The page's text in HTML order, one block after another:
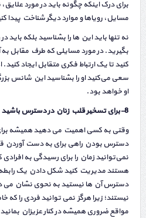
برای درک اینکه چگونه باید در مورد
مسایل، رویاها و موارد دیگر شناخت پیدا
نه تنها باید این ها را بشناسید بلکه
بگیرید. در مورد مسایلی که طرف مقابل
کنید تا یک ارتباط فکری متقابل ایجاد
سعی می‌کنید او را بشناسید این شانس
او خواهد بود.
8-برای تسخیر قلب زنان در دسترس باشید
وقتی به کسی اهمیت می دهید همیشه برای
دسترس بودن راهی برای به دست آوردن
نمی‌توانید زمان را برای رسیدگی به
هستند مدیریت کنید شکل دادن یک
دسترس آن ها نیستید به نحوی نشان می
نیستند؛ زیرا هرگز نمی توانید فردی را
مواقع ضروری همیشه در کنار عزیزان